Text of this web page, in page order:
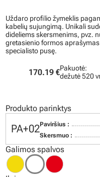
Uždaro profilio žymeklis
kabelių sujungimą. Unikali
dideliems skersmenims, pvz.
gretasienio formos
specialisto pusę.
170.19 €Pakuotė:
dežutė520
Produkto parinktys
PA+02Paviršius :
Skersmuo :
Galimos spalvos